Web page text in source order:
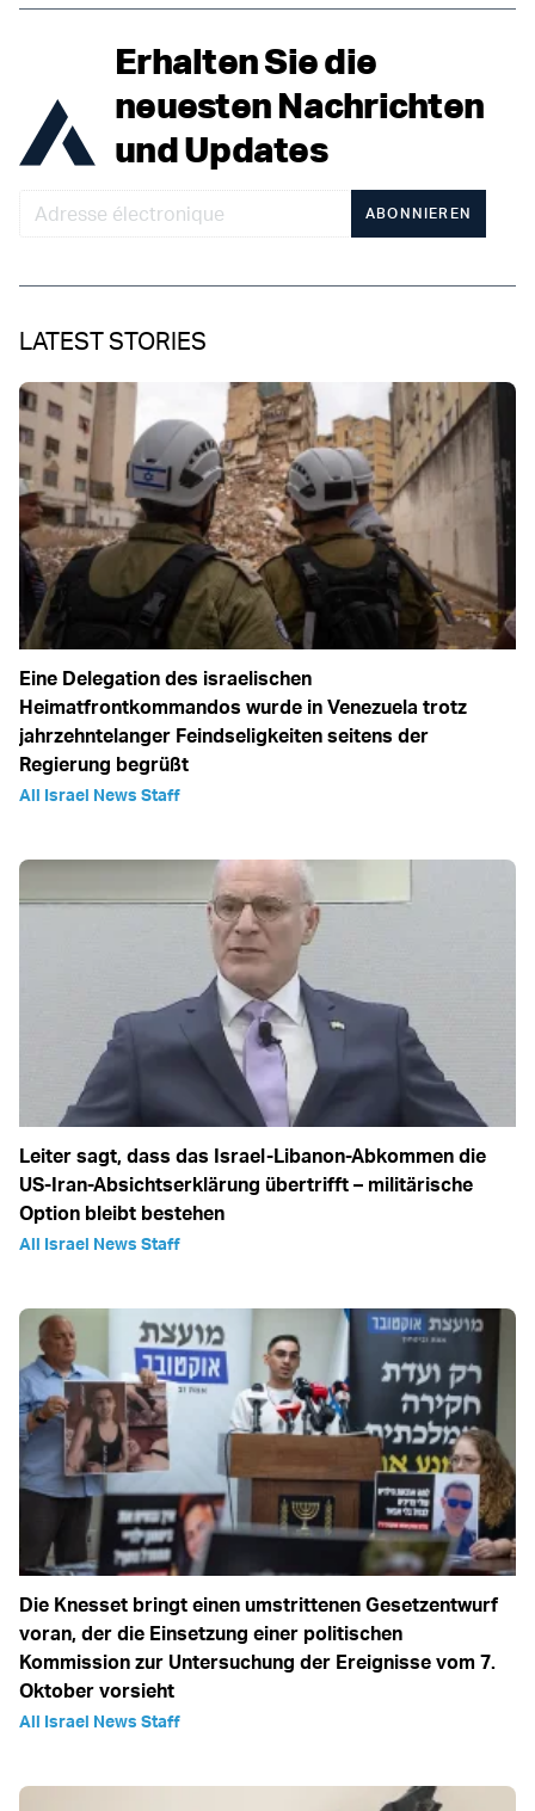
Erhalten Sie die
neuesten Nachrichten
und Updates
ABONNIEREN
LATEST STORIES
Eine Delegation des israelischen
Heimatfrontkommandos wurde in Venezuela trotz
jahrzehntelanger Feindseligkeiten seitens der
Regierung begrüßt
All Israel News Staff
Leiter sagt, dass das Israel-Libanon-Abkommen die
US-Iran-Absichtserklärung übertrifft – militärische
Option bleibt bestehen
All Israel News Staff
Die Knesset bringt einen umstrittenen Gesetzentwurf
voran, der die Einsetzung einer politischen
Kommission zur Untersuchung der Ereignisse vom 7.
Oktober vorsieht
All Israel News Staff